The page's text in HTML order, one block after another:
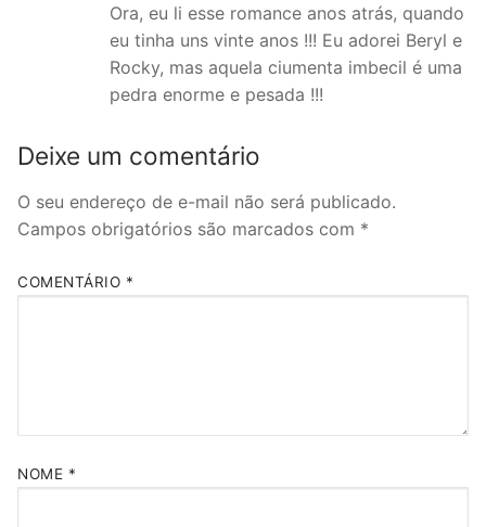
Ora, eu li esse romance anos atrás, quando
eu tinha uns vinte anos !!! Eu adorei Beryl e
Rocky, mas aquela ciumenta imbecil é uma
pedra enorme e pesada !!!
Deixe um comentário
O seu endereço de e-mail não será publicado.
Campos obrigatórios são marcados com *
COMENTÁRIO *
NOME *